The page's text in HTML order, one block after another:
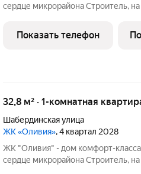
сердце микрорайона Строитель,
Матрица, остановки
взрослых и
Показать телефон
32,8 м² · 1-комнатная
Шабердинская улица
ЖК «Оливия», 4 квартал 2028
ЖК "Оливия" - дом комфорт-
сердце микрорайона Строитель,